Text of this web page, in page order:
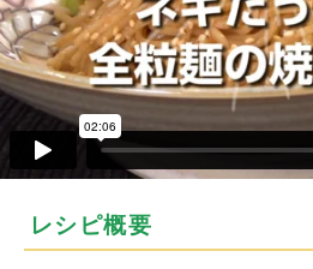
レシピ概要